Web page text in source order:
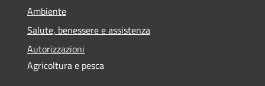
Ambiente
Salute, benessere e assistenza
Autorizzazioni
Agricoltura e pesca